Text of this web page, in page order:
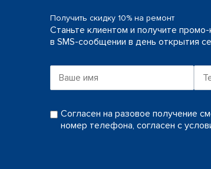
Получить скидку 10% на ремонт
Станьте клиентом и получите
в SMS-сообщении в день открытия
Согласен на разовое получение
номер телефона, согласен с